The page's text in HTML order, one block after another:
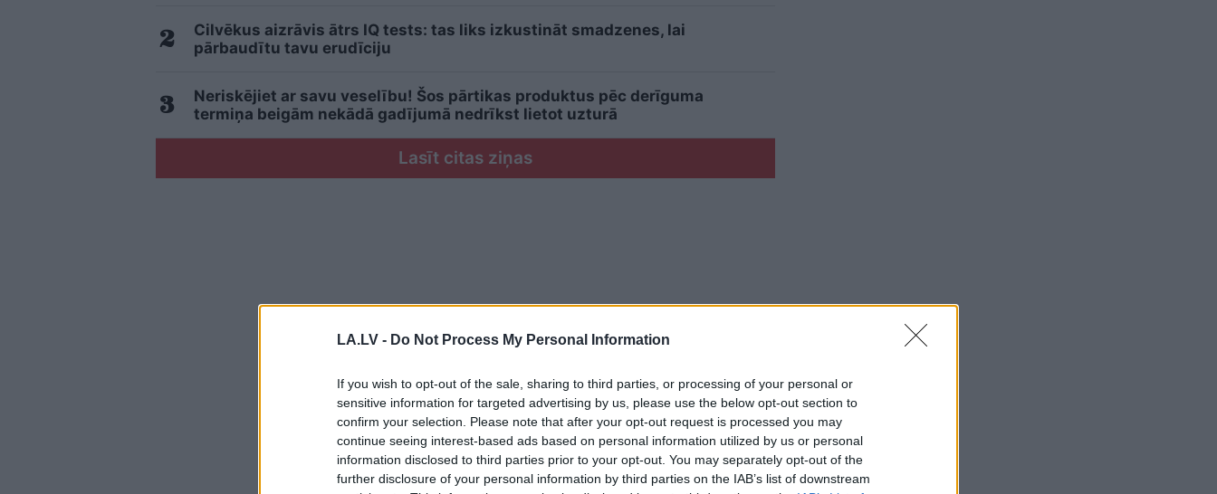
LA.LV - Do Not Process My Personal Information
If you wish to opt-out of the sale, sharing to third parties, or processing of your personal or
sensitive information for targeted advertising by us, please use the below opt-out section to
confirm your selection. Please note that after your opt-out request is processed you may
continue seeing interest-based ads based on personal information utilized by us or personal
information disclosed to third parties prior to your opt-out. You may separately opt-out of the
further disclosure of your personal information by third parties on the IAB’s list of downstream
Cilvēkus aizrāvis ātrs IQ tests: tas liks izkustināt smadzenes, lai
pārbaudītu tavu erudīciju
Neriskējiet ar savu veselību! Šos pārtikas produktus pēc derīguma
termiņa beigām nekādā gadījumā nedrīkst lietot uzturā
Lasīt citas ziņas